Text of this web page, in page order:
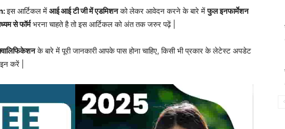
इस आर्टिकल में आई आई टी जी में एडमिशनको लेकर आवेदन करने के बारे मेंफुल इनफार्मेशन
से फॉर्मभरना चाहते है तो इस आर्टिकल को अंत तक जरुर पढ़ें |
के बारे में पूरी जानकारी आपके पास होना चाहिए, किसी भी प्रकार के लेटेस्ट अपडेट
करें |